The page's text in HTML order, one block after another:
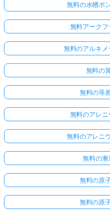
無料の水槽ポ
無料アーク
無料のアルキ
無料の
無料の等
無料のアレ
無料のアレニ
無料の
無料の原
無料の原